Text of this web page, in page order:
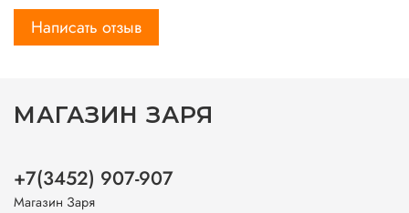
Написать отзыв
МАГАЗИН ЗАРЯ
+7(3452) 907-907
Магазин Заря